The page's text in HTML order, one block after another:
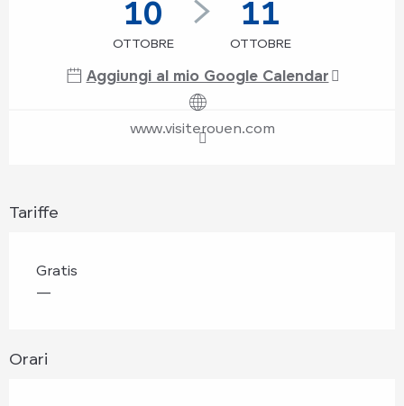
10
OTTOBRE
11
OTTOBRE
Aggiungi al mio Google Calendar
www.visiterouen.com
Tariffe
Gratis
—
Orari